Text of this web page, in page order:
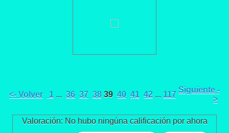
<- Volver 1 ... 36 37 38 39 40 41 42 ... 117
Siguiente -
>
Valoración: No hubo ningúna calificación por ahora